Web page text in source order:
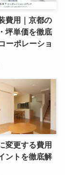
費用｜京都の
坪単価を徹底
ーポレーショ
変更する費用
ントを徹底解